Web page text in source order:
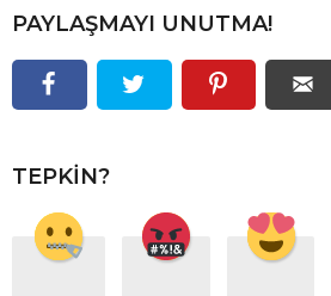
PAYLAŞMAYI UNUTMA!
TEPKIN?